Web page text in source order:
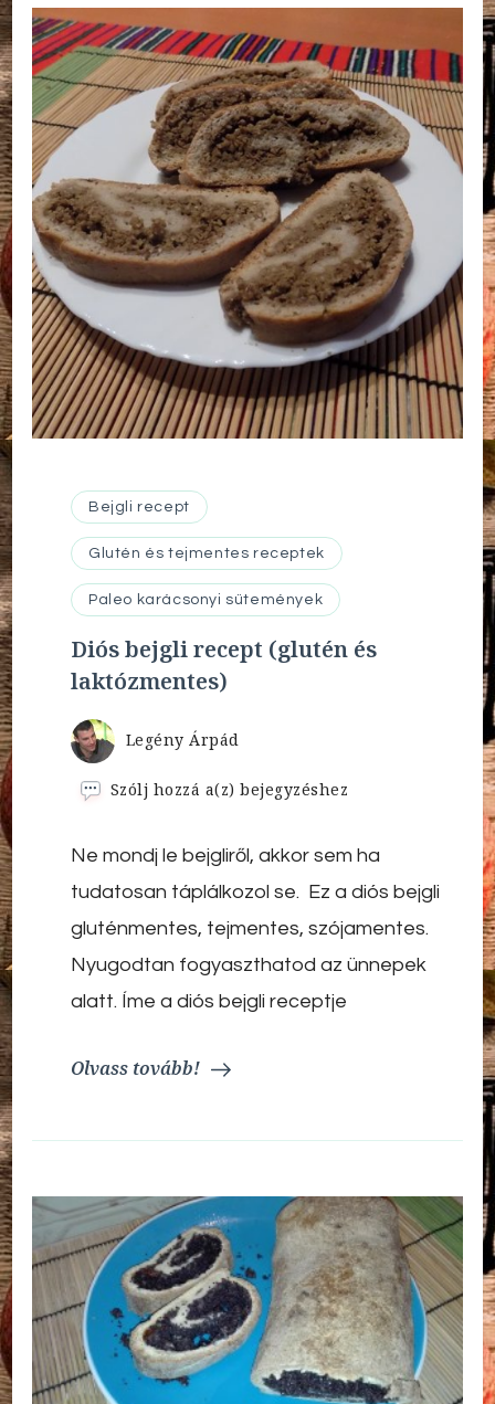
Bejgli recept
Glutén és tejmentes receptek
Paleo karácsonyi sütemények
Diós bejgli recept (glutén és
laktózmentes)
Legény Árpád
Szólj hozzá a(z)Diós
(glutén
laktózmentes)
bejegyzéshez
Ne mondj le bejgliről, akkor sem ha
tudatosan táplálkozol se. Ez a diós bejgli
gluténmentes, tejmentes, szójamentes.
Nyugodtan fogyaszthatod az ünnepek
alatt. Íme a diós bejgli receptje
Olvass tovább!